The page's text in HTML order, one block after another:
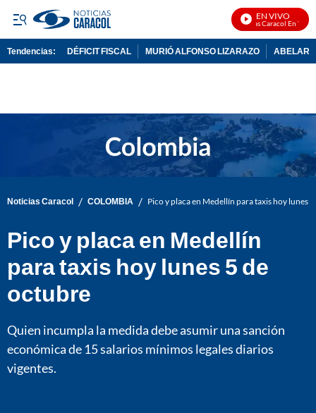
EN VIVO
Noticias Caracol En Vivo
Tendencias: DÉFICIT FISCAL MURIÓ ALFONSO LIZARAZO
Noticias Caracol / COLOMBIA / Pico y placa en Medellín para taxis hoy lunes
Pico y placa en Medellín
para taxis hoy lunes 5 de
octubre
Quien incumpla la medida debe asumir una sanción
económica de 15 salarios mínimos legales diarios
vigentes.